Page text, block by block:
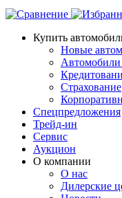
Купить
Новые
Автомобили
Страхование
Спецпредложения
Трейд-ин
Сервис
Аукцион
О компании
О нас
Дилерские